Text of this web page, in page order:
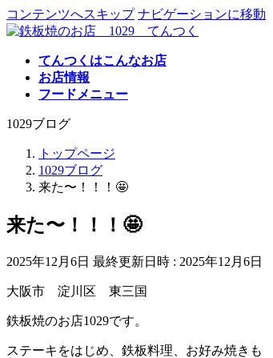
コンテンツへスキップ ナビゲーションに移動
てんつくはこんなお店
お店情報
フードメニュー
1029ブログ
トップページ
1029ブログ
来た〜！！！🤩
来た〜！！！🤩
2025年12月6日 最終更新日時 : 2025年12月6日
大阪市 淀川区 東三国
鉄板焼のお店1029です。
ステーキをはじめ、鉄板料理、お好み焼きも